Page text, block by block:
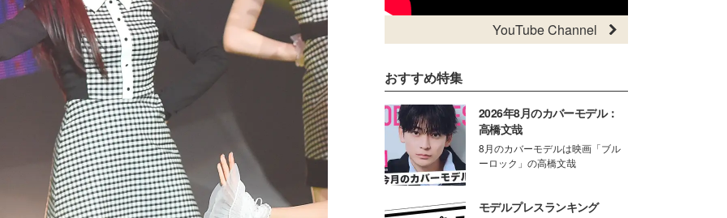
YouTube Channel
おすすめ特集
2026年8月のカバーモデル：
高橋文哉
8月のカバーモデルは映画「ブル
ーロック」の高橋文哉
モデルプレスランキング